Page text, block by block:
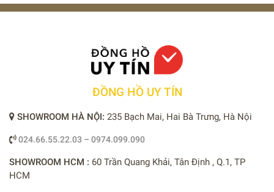
ĐỒNG HỒ UY TÍN
SHOWROOM HÀ NỘI: 235 Bạch Mai, Hai Bà Trưng, Hà Nội
024.66.55.22.03 – 0974.099.090
SHOWROOM HCM : 60 Trần Quang Khải, Tân Định , Q.1, TP
HCM